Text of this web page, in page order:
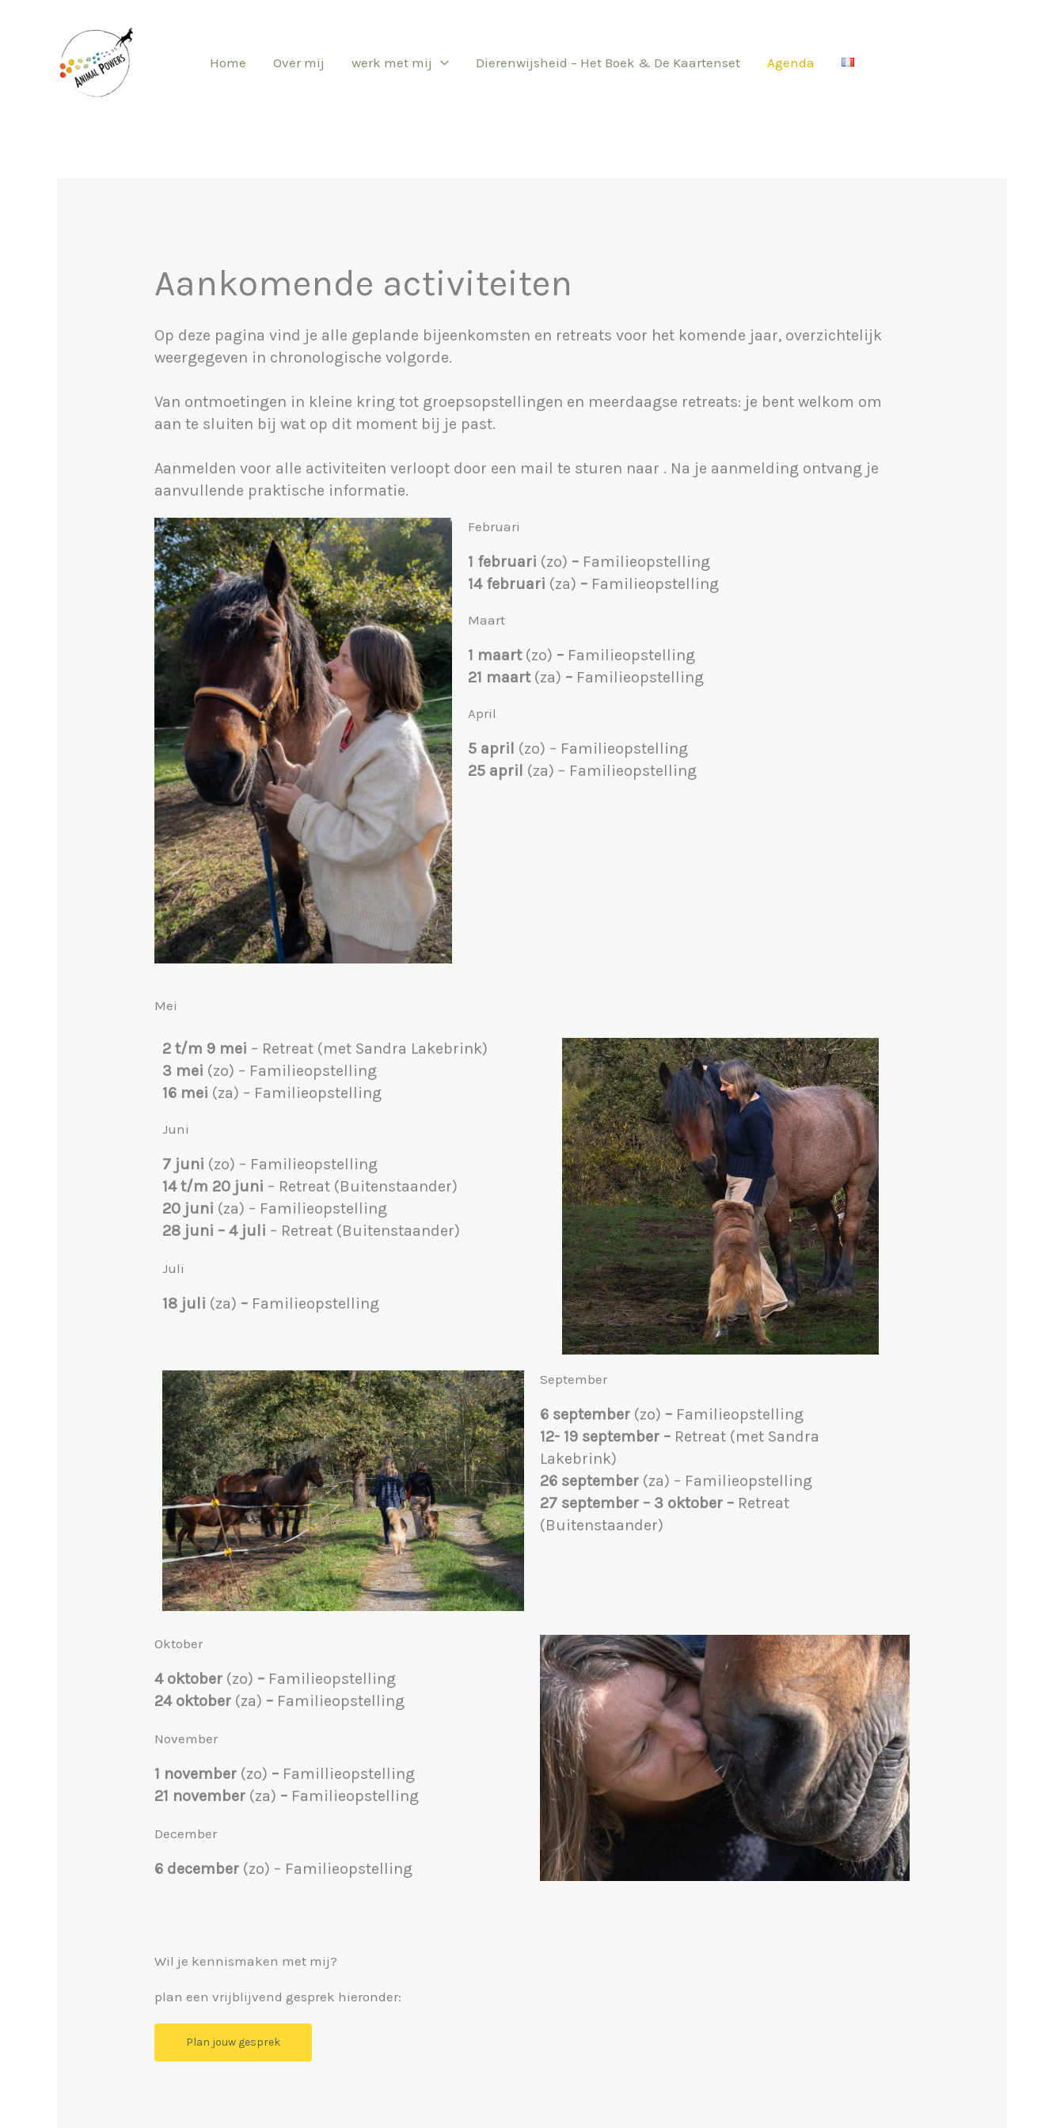
Home Over mij werk met mij Dierenwijsheid – Het Boek & De Kaartenset Agenda
Aankomende activiteiten
Op deze pagina vind je alle geplande bijeenkomsten en retreats voor het komende jaar, overzichtelijk
weergegeven in chronologische volgorde.
Van ontmoetingen in kleine kring tot groepsopstellingen en meerdaagse retreats: je bent welkom om
aan te sluiten bij wat op dit moment bij je past.
Aanmelden voor alle activiteiten verloopt door een mail te sturen naar . Na je aanmelding ontvang je
aanvullende praktische informatie.
Februari
1 februari (zo) – Familieopstelling
14 februari (za) – Familieopstelling
Maart
1 maart (zo) – Familieopstelling
21 maart (za) – Familieopstelling
April
5 april (zo) – Familieopstelling
25 april (za) – Familieopstelling
Mei
2 t/m 9 mei – Retreat (met Sandra Lakebrink)
3 mei (zo) – Familieopstelling
16 mei (za) – Familieopstelling
Juni
7 juni (zo) – Familieopstelling
14 t/m 20 juni – Retreat (Buitenstaander)
20 juni (za) – Familieopstelling
28 juni – 4 juli – Retreat (Buitenstaander)
Juli
18 juli (za) – Familieopstelling
September
6 september (zo) – Familieopstelling
12- 19 september – Retreat (met Sandra
Lakebrink)
26 september (za) – Familieopstelling
27 september – 3 oktober – Retreat
(Buitenstaander)
Oktober
4 oktober (zo) – Familieopstelling
24 oktober (za) – Familieopstelling
November
1 november (zo) – Famillieopstelling
21 november (za) – Familieopstelling
December
6 december (zo) – Familieopstelling
Wil je kennismaken met mij?
plan een vrijblijvend gesprek hieronder:
Plan jouw gesprek